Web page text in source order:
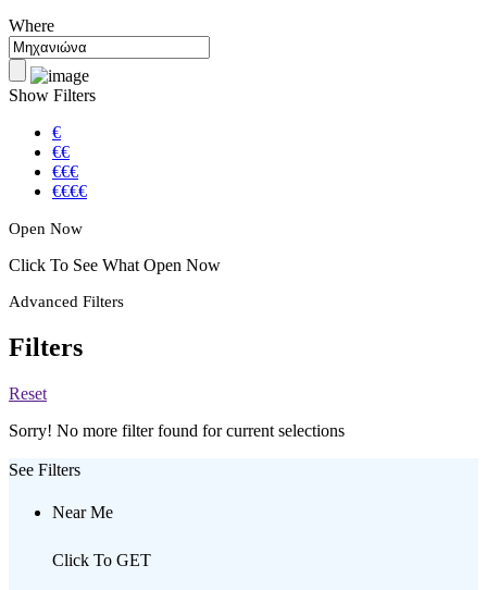
Where
Show Filters
€
€€
€€€
€€€€
Open Now
Click To See What Open Now
Advanced Filters
Filters
Reset
Sorry! No more filter found for current selections
See Filters
Near Me
Click To GET